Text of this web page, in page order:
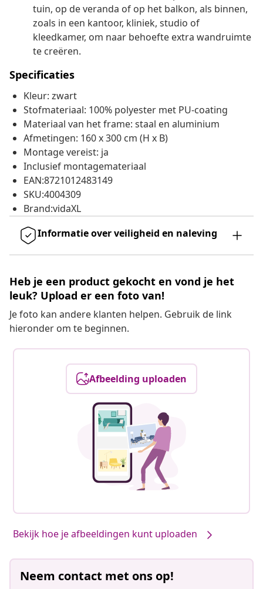
tuin, op de veranda of op het balkon, als binnen,
zoals in een kantoor, kliniek, studio of
kleedkamer, om naar behoefte extra wandruimte
te creëren.
Specificaties
Kleur: zwart
Stofmateriaal: 100% polyester met PU-coating
Materiaal van het frame: staal en aluminium
Afmetingen: 160 x 300 cm (H x B)
Montage vereist: ja
Inclusief montagemateriaal
EAN:8721012483149
SKU:4004309
Brand:vidaXL
Informatie over veiligheid en naleving
Heb je een product gekocht en vond je het
leuk? Upload er een foto van!
Je foto kan andere klanten helpen. Gebruik de link
hieronder om te beginnen.
Afbeelding uploaden
Bekijk hoe je afbeeldingen kunt uploaden
Neem contact met ons op!